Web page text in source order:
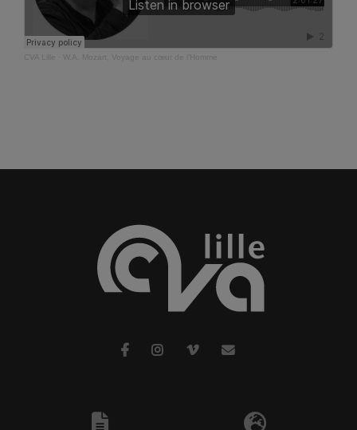
CVA Lille W.A. Mozart, Voyage au cœur de l’Homme